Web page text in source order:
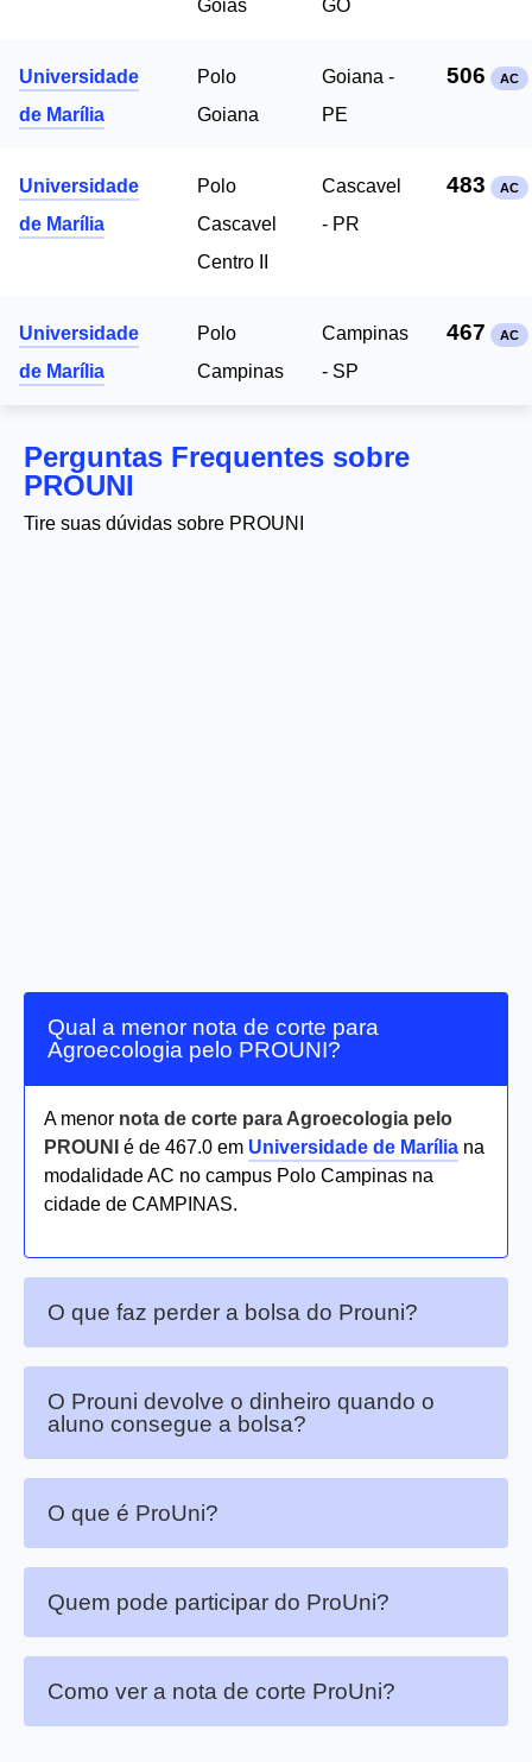
Goias GO
Universidade
de Marília
Polo
Goiana
Goiana -
PE
506 AC
Universidade
de Marília
Polo
Cascavel
Centro II
Cascavel
- PR
483 AC
Universidade
de Marília
Polo
Campinas
Campinas
- SP
467 AC
Perguntas Frequentes sobre
PROUNI
Tire suas dúvidas sobre PROUNI
Qual a menor nota de corte para
Agroecologia pelo PROUNI?
A menor nota de corte para Agroecologia pelo
PROUNI
é de 467.0 em Universidade de Marília na
modalidade AC no campus Polo Campinas na
cidade de CAMPINAS.
O que faz perder a bolsa do Prouni?
O Prouni devolve o dinheiro quando o
aluno consegue a bolsa?
O que é ProUni?
Quem pode participar do ProUni?
Como ver a nota de corte ProUni?